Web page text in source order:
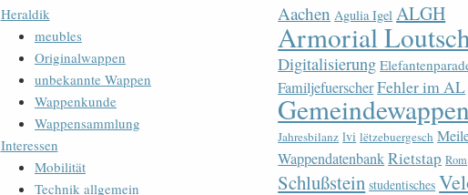
Heraldik
meubles
Originalwappen
unbekannte Wappen
Wappenkunde
Wappensammlung
Interessen
Mobilität
Technik allgemein
Aachen Agulia Igel ALGH
Armorial
Digitalisierung
FamiljefuerscherFehler im AL
Gemeindewappen
Jahresbilanz lvi lëtzebuergesch
WappendatenbankRietstap Rom
Schlußstein studentisches